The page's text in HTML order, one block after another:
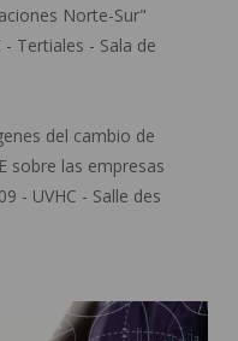
Norte-Sur"
Tertiales - Sala de
del cambio de
sobre las empresas
- UVHC - Salle des